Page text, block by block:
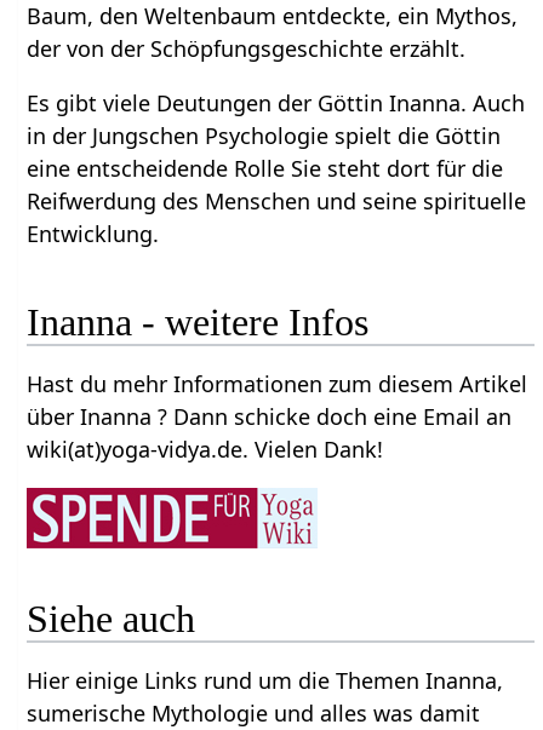
Baum, den Weltenbaum entdeckte, ein Mythos,
der von der Schöpfungsgeschichte erzählt.
Es gibt viele Deutungen der Göttin Inanna. Auch
in der Jungschen Psychologie spielt die Göttin
eine entscheidende Rolle Sie steht dort für die
Reifwerdung des Menschen und seine spirituelle
Entwicklung.
Inanna - weitere Infos
Hast du mehr Informationen zum diesem Artikel
über Inanna ? Dann schicke doch eine Email an
wiki(at)yoga-vidya.de. Vielen Dank!
Siehe auch
Hier einige Links rund um die Themen Inanna,
sumerische Mythologie und alles was damit